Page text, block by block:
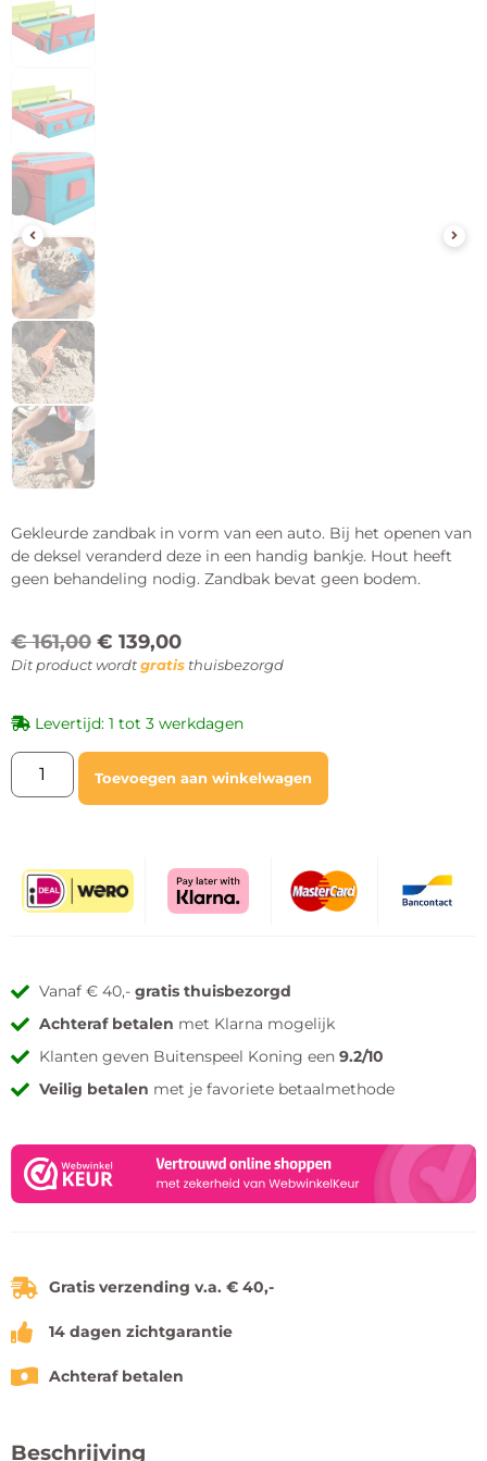
Gekleurde zandbak in vorm van een auto. Bij het openen van
de deksel veranderd deze in een handig bankje. Hout heeft
geen behandeling nodig. Zandbak bevat geen bodem.
€161,00 € 139,00
Dit product wordt gratis thuisbezorgd
Levertijd: 1 tot 3 werkdagen
Toevoegen aan winkelwagen
Vanaf € 40,-gratis thuisbezorgd
Achteraf betalen met Klarna mogelijk
Klanten geven Buitenspeel Koning een9.2/10
Veilig betalen met je favoriete betaalmethode
Gratis verzending v.a. € 40,-
14 dagen zichtgarantie
Achteraf betalen
Beschrijving